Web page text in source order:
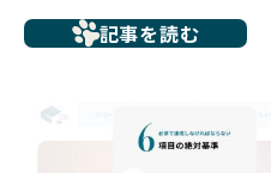
ち、健康面や社会性に問題を
いるというケースもあります
っても大きな負担であり、ワ
記事を読む